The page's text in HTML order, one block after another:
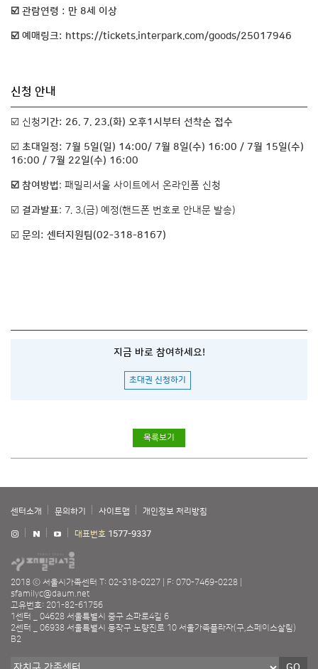
☑️ 관람연령 : 만 8세 이상
☑️ 예매링크: https://tickets.interpark.com/goods/25017946
신청 안내
☑️ 신청기간: 26. 7. 23.(화) 오후1시부터 선착순 접수
☑️ 초대일정: 7월 5일(일) 14:00/ 7월 8일(수) 16:00 / 7월 15일(수)
16:00 / 7월 22일(수) 16:00
☑️ 참여방법: 패밀리서울 사이트에서 온라인폼 신청
☑️ 결과발표: 7. 3.(금) 예정(핸드폰 번호로 안내문 발송)
☑️ 문의: 센터지원팀(02-318-8167)
지금 바로 참여하세요!
초대권 신청하기
목록보기
센터소개 문의하기 사이트맵 개인정보 처리방침
대표번호 1577-9337
2018 ⓒ 서울시가족센터 T: 02-318-0227
F: 070-7469-0228
sfamilyc@daum.net
고유번호: 201-82-61756
1센터 _ 04628 서울특별시 중구 소파로4길 6
2센터 _ 06938 서울특별시 동작구 노량진로 10 서울가족플라자(구,스페이스살림)
B2